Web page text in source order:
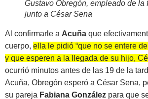
Gustavo Obregón, empleado de la
junto a César Sena
Al confirmarle a Acuña que
cuerpo, ella le pidió “que no se entere
y que esperen a la llegada de su hijo,
ocurrió minutos antes de las 19 de la
Acuña, Obregón esperó a César Sena,
su pareja Fabiana González para que